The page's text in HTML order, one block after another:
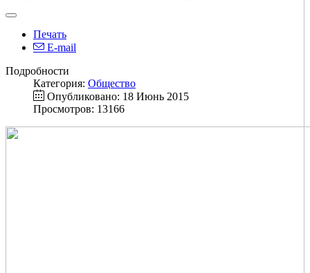
Печать
E-mail
Подробности
Категория: Общество
Опубликовано: 18 Июнь 2015
Просмотров: 13166